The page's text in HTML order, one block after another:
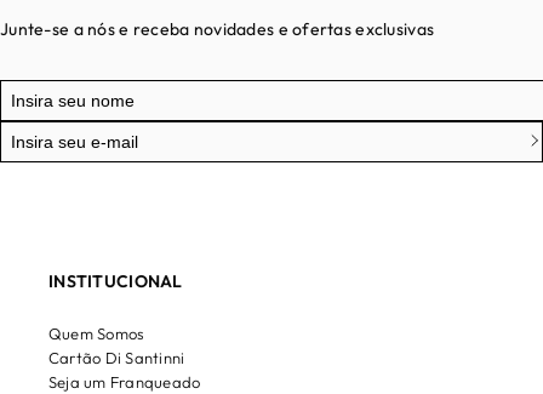
Junte-se a nós e receba novidades e ofertas exclusivas
INSTITUCIONAL
Quem Somos
Cartão Di Santinni
Seja um Franqueado